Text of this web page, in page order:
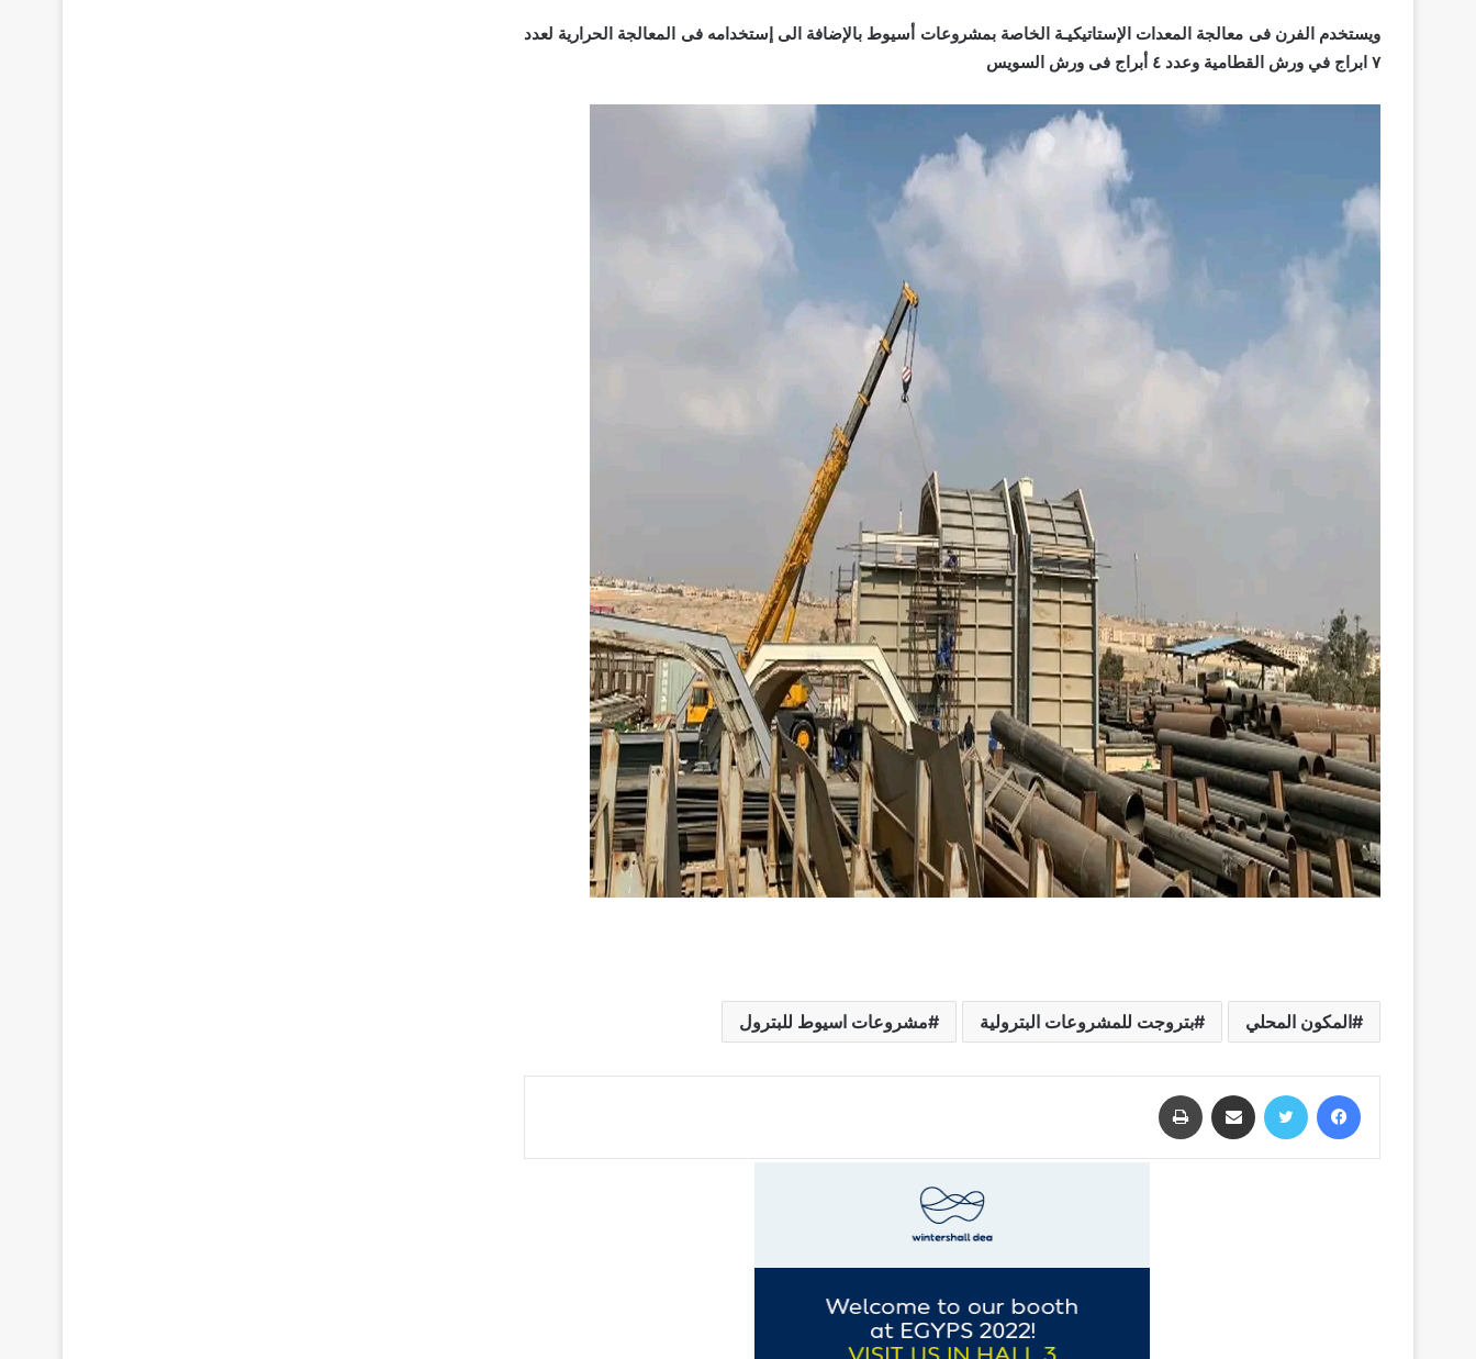
ويستخدم الفرن فى معالجة المعدات الإستاتيكيـة الخاصة بمشروعات أسيوط بالإضافة الى إستخدامه فى المعالجة الحرارية لعدد
٧ ابراج في ورش القطامية وعدد ٤ أبراج فى ورش السويس
المكون المحلي بتروجت للمشروعات البترولية مشروعات اسيوط للبترول
فيسبوك تويتر مشاركة عبر البريد